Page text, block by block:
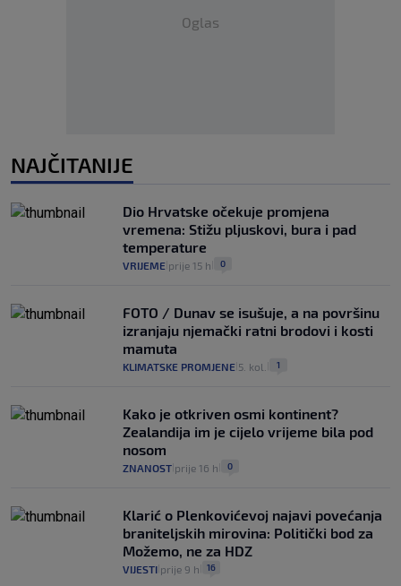
Oglas
NAJČITANIJE
Dio Hrvatske očekuje promjena
vremena: Stižu pljuskovi, bura i pad
temperature
VRIJEME prije 15 h 0
FOTO / Dunav se isušuje, a na površinu
izranjaju njemački ratni brodovi i kosti
mamuta
KLIMATSKE PROMJENE 5. kol. 1
Kako je otkriven osmi kontinent?
Zealandija im je cijelo vrijeme bila pod
nosom
ZNANOST prije 16 h 0
Klarić o Plenkovićevoj najavi povećanja
braniteljskih mirovina: Politički bod za
Možemo, ne za HDZ
VIJESTI prije 9 h 16